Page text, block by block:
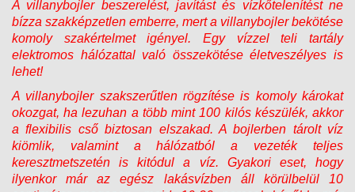
A villanybojler beszerelést, javítást és vízkőtelenítést ne
bízza szakképzetlen emberre, mert a villanybojler bekötése
komoly szakértelmet igényel. Egy vízzel teli tartály
elektromos hálózattal való összekötése életveszélyes is
lehet!
A villanybojler szakszerűtlen rögzítése is komoly károkat
okozgat, ha lezuhan a több mint 100 kilós készülék, akkor
a flexibilis cső biztosan elszakad. A bojlerben tárolt víz
kiömlik, valamint a hálózatból a vezeték teljes
keresztmetszetén is kitódul a víz. Gyakori eset, hogy
ilyenkor már az egész lakásvízben áll körülbelül 10